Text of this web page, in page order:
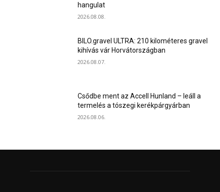
hangulat
2026.08.08.
BILO.gravel ULTRA: 210 kilométeres gravel
kihívás vár Horvátországban
2026.08.07.
Csődbe ment az Accell Hunland – leáll a
termelés a tószegi kerékpárgyárban
2026.08.06.